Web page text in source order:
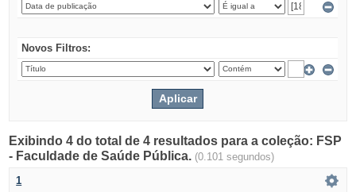
Novos Filtros:
Exibindo 4 do total de 4 resultados para a coleção: FSP
- Faculdade de Saúde Pública. (0.101 segundos)
1